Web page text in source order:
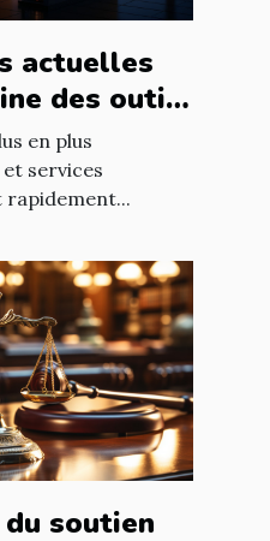
actuelles
des outils
en plus
services
rapidement...
soutien